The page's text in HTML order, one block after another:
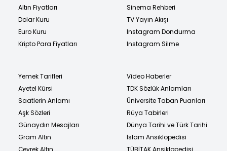
Altın Fiyatları
Dolar Kuru
Euro Kuru
Kripto Para Fiyatları
Sinema Rehberi
TV Yayın Akışı
Instagram Dondurma
Instagram Silme
Yemek Tarifleri
Ayetel Kürsi
Saatlerin Anlamı
Aşk Sözleri
Günaydın Mesajları
Gram Altın
Çeyrek Altın
Video Haberler
TDK Sözlük Anlamları
Üniversite Taban Puanları
Rüya Tabirleri
Dünya Tarihi ve Türk Tarihi
İslam Ansiklopedisi
TÜBİTAK Ansiklopedisi